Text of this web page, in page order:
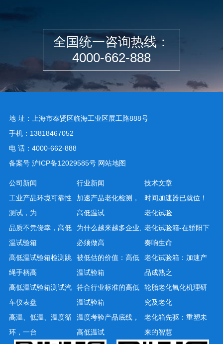
全国统一咨询热线：
4000-662-888
地 址：上海市奉贤区临海工业区展工路888号
手机：13818467052
电 话：4000-662-888
备案号 沪ICP备12029585号 网站地图
公司新闻
工业产品环境可靠性
测试，为
品质不凭侥幸，高低
温试验箱
高低温试验箱检测跳
绳手柄高
高低温试验箱测试汽
车仪表盘
高温、低温、温度循
环，一台
行业新闻
加速产品老化检测，
高低温试
为什么越来越多企业,
必须做高
被低估的价值：高低
温试验箱
符合行业标准的高低
温试验箱
温度考验产品底线，
高低温试
技术文章
时间加速器已就位！
老化试验
老化试验箱-在骄阳下
奏响生命
老化试验箱：加速产
品成熟之
轮胎老化氧化机理研
究及老化
老化箱先驱：重塑未
来的智慧